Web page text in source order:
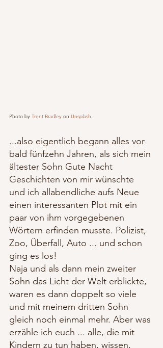
Photo by Trent Bradley on Unsplash
...also eigentlich begann alles vor
bald fünfzehn Jahren, als sich mein
ältester Sohn Gute Nacht
Geschichten von mir wünschte
und ich allabendliche aufs Neue
einen interessanten Plot mit ein
paar von ihm vorgegebenen
Wörtern erfinden musste. Polizist,
Zoo, Überfall, Auto ... und schon
ging es los!
Naja und als dann mein zweiter
Sohn das Licht der Welt erblickte,
waren es dann doppelt so viele
und mit meinem dritten Sohn
gleich noch einmal mehr. Aber was
erzähle ich euch ... alle, die mit
Kindern zu tun haben, wissen,